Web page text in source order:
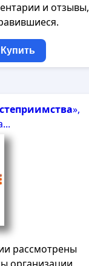
и отзывы,
Купить
»,
рассмотрены